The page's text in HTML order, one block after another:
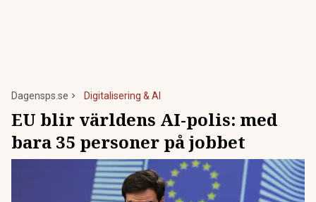
Dagensps.se Digitalisering & AI
EU blir världens AI-polis: med
bara 35 personer på jobbet